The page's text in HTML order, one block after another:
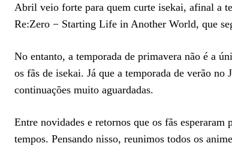
Abril veio forte para quem curte isekai, afinal a
Re:Zero − Starting Life in Another World, que
No entanto, a temporada de primavera não é a
os fãs de isekai. Já que a temporada de verão no
continuações muito aguardadas.
Entre novidades e retornos que os fãs
tempos. Pensando nisso, reunimos todos os